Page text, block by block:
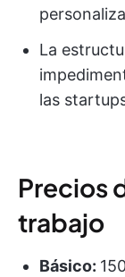
La
las
Precios
trabajo
Básico: